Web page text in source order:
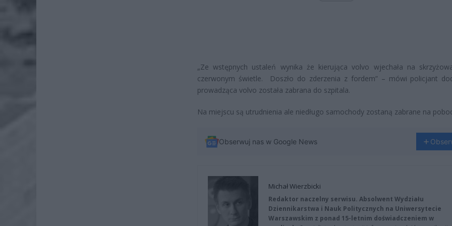
„Ze wstępnych ustaleń wynika że kierująca volvo wjechała na
czerwonym świetle. Doszło do zderzenia z fordem” – mówi policjant
prowadząca volvo została zabrana do szpitala.
Na miejscu są utrudnienia ale niedługo samochody zostaną zabrane na
Obserwuj nas w Google News
Michał Wierzbicki
Redaktor naczelny serwisu. Absolwent Wydziału
Dziennikarstwa i Nauk Politycznych na Uniwersytecie
Warszawskim z ponad 15-letnim doświadczeniem w